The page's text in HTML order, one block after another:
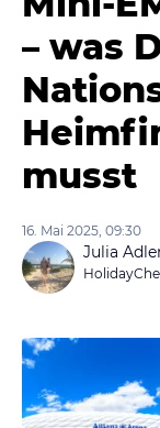
– was
musst
16. Mai 2025, 09:30
Julia